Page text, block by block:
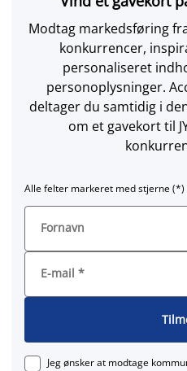
Modtag markedsføring
konkurrencer,
personaliseret
personoplysninger.
deltager du samtidig i
om et gavekort til
Alle felter markeret med stjerne
Fornavn
E-mail *
Jeg ønsker at modtage